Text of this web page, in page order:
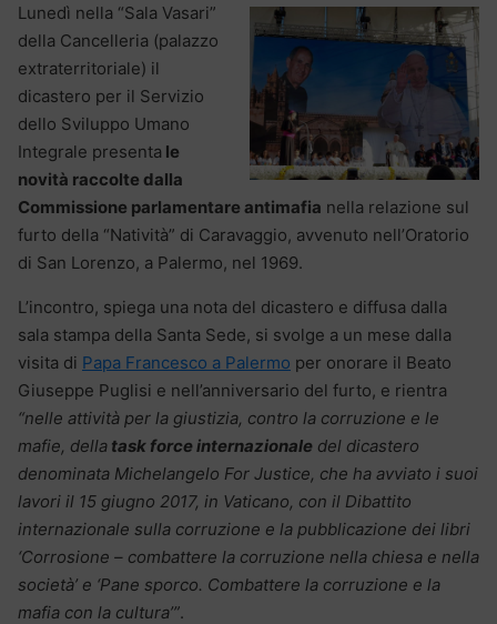
Lunedì nella “Sala Vasari”
della Cancelleria (palazzo
extraterritoriale) il
dicastero per il Servizio
dello Sviluppo Umano
Integrale presenta le
novità raccolte dalla
Commissione parlamentare antimafia nella relazione sul
furto della “Natività” di Caravaggio, avvenuto nell’Oratorio
di San Lorenzo, a Palermo, nel 1969.
L’incontro, spiega una nota del dicastero e diffusa dalla
sala stampa della Santa Sede, si svolge a un mese dalla
visita di Papa Francesco a Palermo per onorare il Beato
Giuseppe Puglisi e nell’anniversario del furto, e rientra
“nelle attività per la giustizia, contro la corruzione e le
mafie, della task force internazionale del dicastero
denominata Michelangelo For Justice, che ha avviato i suoi
lavori il 15 giugno 2017, in Vaticano, con il Dibattito
internazionale sulla corruzione e la pubblicazione dei libri
‘Corrosione – combattere la corruzione nella chiesa e nella
società’ e ‘Pane sporco. Combattere la corruzione e la
mafia con la cultura’”.